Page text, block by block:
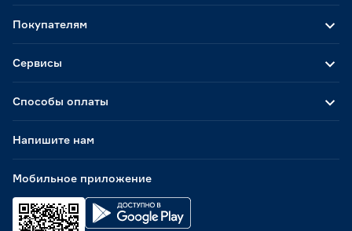
Способы оплаты
Мобильное приложение
Покупателям
Сервисы
Напишите нам